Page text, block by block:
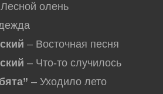
олень
– Восточная песня
– Что-то случилось
– Уходило лето